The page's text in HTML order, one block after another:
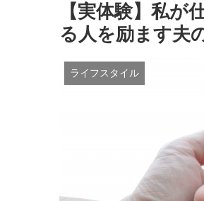
【実体験】私
る人を励ます夫
ライフスタイル